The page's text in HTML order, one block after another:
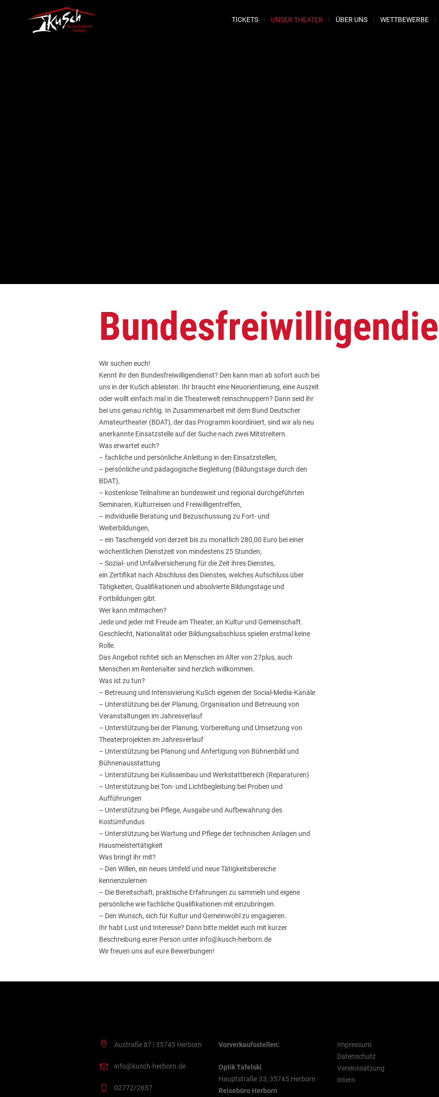
TICKETS UNSER THEATER ÜBER UNS WETTBEWERBE
Wir suchen euch!
Kennt ihr den Bundesfreiwilligendienst? Den kann man ab sofort auch bei
uns in der KuSch ableisten. Ihr braucht eine Neuorientierung, eine Auszeit
oder wollt einfach mal in die Theaterwelt reinschnuppern? Dann seid ihr
bei uns genau richtig. In Zusammenarbeit mit dem Bund Deutscher
Amateurtheater (BDAT), der das Programm koordiniert, sind wir als neu
anerkannte Einsatzstelle auf der Suche nach zwei Mitstreitern.
Was erwartet euch?
– fachliche und persönliche Anleitung in den Einsatzstellen,
– persönliche und pädagogische Begleitung (Bildungstage durch den
BDAT),
– kostenlose Teilnahme an bundesweit und regional durchgeführten
Seminaren, Kulturreisen und Freiwilligentreffen,
– individuelle Beratung und Bezuschussung zu Fort- und
Weiterbildungen,
– ein Taschengeld von derzeit bis zu monatlich 280,00 Euro bei einer
wöchentlichen Dienstzeit von mindestens 25 Stunden,
– Sozial- und Unfallversicherung für die Zeit ihres Dienstes,
ein Zertifikat nach Abschluss des Dienstes, welches Aufschluss über
Tätigkeiten, Qualifikationen und absolvierte Bildungstage und
Fortbildungen gibt.
Wer kann mitmachen?
Jede und jeder mit Freude am Theater, an Kultur und Gemeinschaft.
Geschlecht, Nationalität oder Bildungsabschluss spielen erstmal keine
Rolle.
Das Angebot richtet sich an Menschen im Alter von 27plus, auch
Menschen im Rentenalter sind herzlich willkommen.
Was ist zu tun?
– Betreuung und Intensivierung KuSch eigenen der Social-Media-Kanäle
– Unterstützung bei der Planung, Organisation und Betreuung von
Veranstaltungen im Jahresverlauf
– Unterstützung bei der Planung, Vorbereitung und Umsetzung von
Theaterprojekten im Jahresverlauf
– Unterstützung bei Planung und Anfertigung von Bühnenbild und
Bühnenausstattung
– Unterstützung bei Kulissenbau und Werkstattbereich (Reparaturen)
– Unterstützung bei Ton- und Lichtbegleitung bei Proben und
Aufführungen
– Unterstützung bei Pflege, Ausgabe und Aufbewahrung des
Kostümfundus
– Unterstützung bei Wartung und Pflege der technischen Anlagen und
Hausmeistertätigkeit
Was bringt ihr mit?
– Den Willen, ein neues Umfeld und neue Tätigkeitsbereiche
kennenzulernen
– Die Bereitschaft, praktische Erfahrungen zu sammeln und eigene
persönliche wie fachliche Qualifikationen mit einzubringen.
– Den Wunsch, sich für Kultur und Gemeinwohl zu engagieren.
Ihr habt Lust und Interesse? Dann bitte meldet euch mit kurzer
Beschreibung eurer Person unter info@kusch-herborn.de
Wir freuen uns auf eure Bewerbungen!
Austraße 87 | 35745 Herborn
info@kusch-herborn.de
02772/2657
Vorverkaufsstellen:
Optik Tafelski
Hauptstraße 33, 35745 Herborn
Reisebüro Herborn
Impressum
Datenschutz
Vereinssatzung
Intern